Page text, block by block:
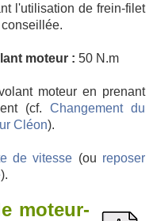
l'utilisation de frein-filet
moteur : 50 N.m
moteur en prenant
(cf. Changement du
Cléon).
de vitesse (ou reposer
).
moteur-